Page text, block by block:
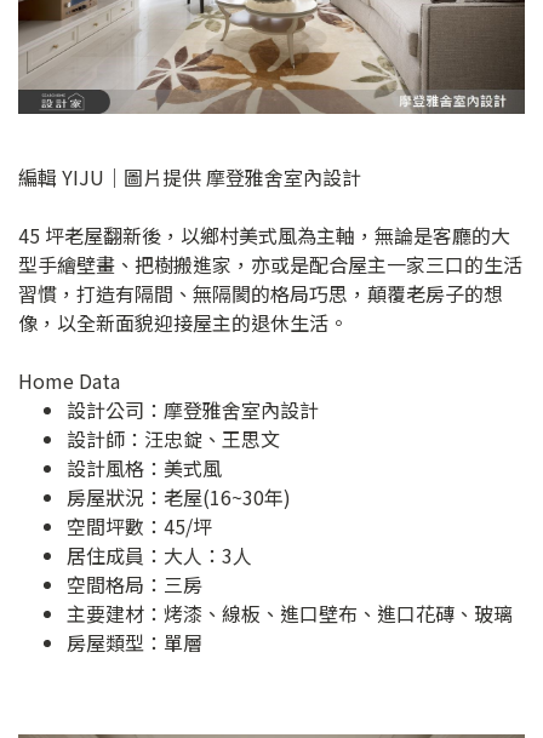
編輯 YIJU｜圖片提供 摩登雅舍室內設計
45 坪老屋翻新後，以鄉村美式風為主軸，無論是客廳的大
型手繪壁畫、把樹搬進家，亦或是配合屋主一家三口的生活
習慣，打造有隔間、無隔閡的格局巧思，顛覆老房子的想
像，以全新面貌迎接屋主的退休生活。
Home Data
設計公司： 摩登雅舍室內設計
設計師：汪忠錠、王思文
設計風格：美式風
房屋狀況：老屋(16~30年)
空間坪數：45/坪
居住成員：大人：3人
空間格局：三房
主要建材：烤漆、線板、進口壁布、進口花磚、玻璃
房屋類型：單層